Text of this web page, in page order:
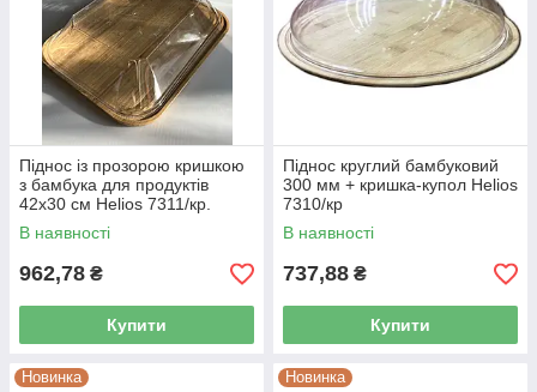
Піднос із прозорою кришкою
з бамбука для продуктів
42х30 см Helios 7311/кр.
В наявності
962,78 ₴
Купити
Піднос круглий бамбуковий
300 мм + кришка-купол Helios
7310/кр
В наявності
737,88 ₴
Купити
Новинка Новинка